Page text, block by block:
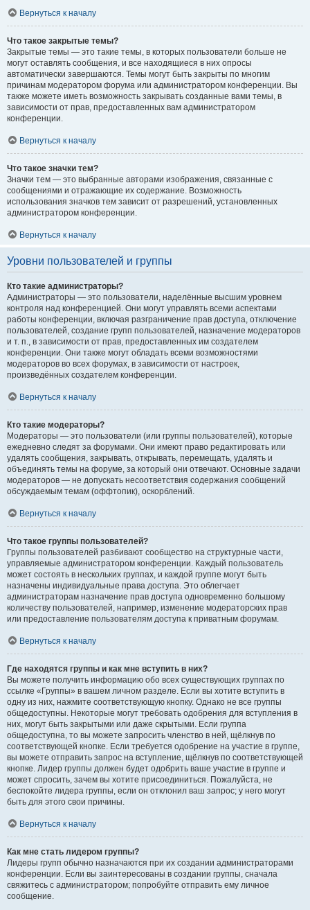
Вернуться к началу
Что такое закрытые темы?
Закрытые темы — это такие темы, в которых пользователи больше не
могут оставлять сообщения, и все находящиеся в них опросы
автоматически завершаются. Темы могут быть закрыты по многим
причинам модератором форума или администратором конференции. Вы
также можете иметь возможность закрывать созданные вами темы, в
зависимости от прав, предоставленных вам администратором
конференции.
Вернуться к началу
Что такое значки тем?
Значки тем — это выбранные авторами изображения, связанные с
сообщениями и отражающие их содержание. Возможность
использования значков тем зависит от разрешений, установленных
администратором конференции.
Вернуться к началу
Уровни пользователей и группы
Кто такие администраторы?
Администраторы — это пользователи, наделённые высшим уровнем
контроля над конференцией. Они могут управлять всеми аспектами
работы конференции, включая разграничение прав доступа, отключение
пользователей, создание групп пользователей, назначение модераторов
и т. п., в зависимости от прав, предоставленных им создателем
конференции. Они также могут обладать всеми возможностями
модераторов во всех форумах, в зависимости от настроек,
произведённых создателем конференции.
Вернуться к началу
Кто такие модераторы?
Модераторы — это пользователи (или группы пользователей), которые
ежедневно следят за форумами. Они имеют право редактировать или
удалять сообщения, закрывать, открывать, перемещать, удалять и
объединять темы на форуме, за который они отвечают. Основные задачи
модераторов — не допускать несоответствия содержания сообщений
обсуждаемым темам (оффтопик), оскорблений.
Вернуться к началу
Что такое группы пользователей?
Группы пользователей разбивают сообщество на структурные части,
управляемые администратором конференции. Каждый пользователь
может состоять в нескольких группах, и каждой группе могут быть
назначены индивидуальные права доступа. Это облегчает
администраторам назначение прав доступа одновременно большому
количеству пользователей, например, изменение модераторских прав
или предоставление пользователям доступа к приватным форумам.
Вернуться к началу
Где находятся группы и как мне вступить в них?
Вы можете получить информацию обо всех существующих группах по
ссылке «Группы» в вашем личном разделе. Если вы хотите вступить в
одну из них, нажмите соответствующую кнопку. Однако не все группы
общедоступны. Некоторые могут требовать одобрения для вступления в
них, могут быть закрытыми или даже скрытыми. Если группа
общедоступна, то вы можете запросить членство в ней, щёлкнув по
соответствующей кнопке. Если требуется одобрение на участие в группе,
вы можете отправить запрос на вступление, щёлкнув по соответствующей
кнопке. Лидер группы должен будет одобрить ваше участие в группе и
может спросить, зачем вы хотите присоединиться. Пожалуйста, не
беспокойте лидера группы, если он отклонил ваш запрос; у него могут
быть для этого свои причины.
Вернуться к началу
Как мне стать лидером группы?
Лидеры групп обычно назначаются при их создании администраторами
конференции. Если вы заинтересованы в создании группы, сначала
свяжитесь с администратором; попробуйте отправить ему личное
сообщение.